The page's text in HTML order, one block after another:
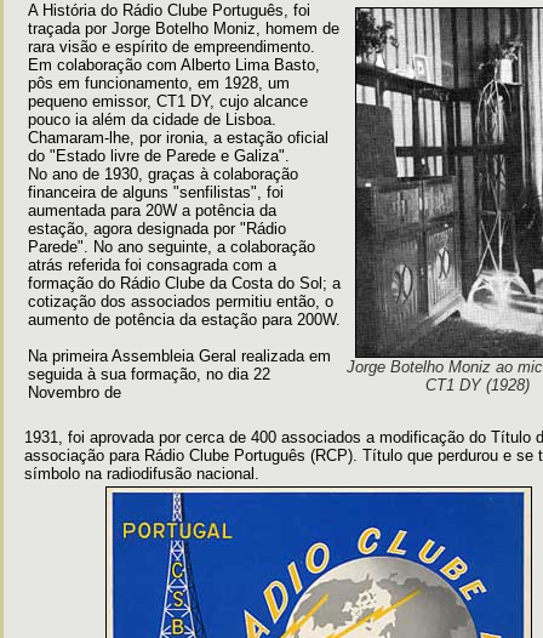
A História do Rádio Clube Português, foi
traçada por Jorge Botelho Moniz, homem de
rara visão e espírito de empreendimento.
Em colaboração com Alberto Lima Basto,
pôs em funcionamento, em 1928, um
pequeno emissor, CT1 DY, cujo alcance
pouco ia além da cidade de Lisboa.
Chamaram-lhe, por ironia, a estação oficial
do "Estado livre de Parede e Galiza".
No ano de 1930, graças à colaboração
financeira de alguns "senfilistas", foi
aumentada para 20W a potência da
estação, agora designada por "Rádio
Parede". No ano seguinte, a colaboração
atrás referida foi consagrada com a
formação do Rádio Clube da Costa do Sol; a
cotização dos associados permitiu então, o
aumento de potência da estação para 200W.
Na primeira Assembleia Geral realizada em
seguida à sua formação, no dia 22
Novembro de
Jorge Botelho Moniz ao
CT1 DY (1928)
1931, foi aprovada por cerca de 400 associados a modificação do Título
associação para Rádio Clube Português (RCP). Título que perdurou e se
símbolo na radiodifusão nacional.